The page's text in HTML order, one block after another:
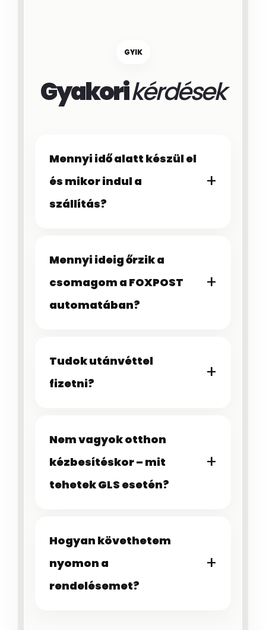
GYIK
Gyakorikérdések
Mennyi idő alatt készül el
és mikor indul a
szállítás?
Mennyi ideig őrzik a
csomagom a FOXPOST
automatában?
Tudok utánvéttel
fizetni?
Nem vagyok otthon
kézbesítéskor – mit
tehetek GLS esetén?
Hogyan követhetem
nyomon a
rendelésemet?